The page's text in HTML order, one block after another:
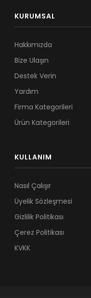
KURUMSAL
Hakkımızda
Bize Ulaşın
Destek Verin
Yardım
Firma Kategorileri
Ürün Kategorileri
KULLANIM
Nasıl Çalışır
Üyelik Sözleşmesi
Gizlilik Politikası
Çerez Politikası
KVKK